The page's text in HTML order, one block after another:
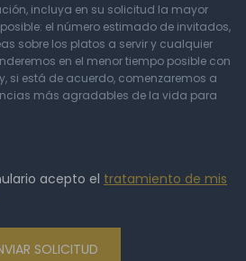
incluya en su solicitud la mayor
el número estimado de invitados,
sobre los platos a servir y cualquier
en el menor tiempo posible con
si está de acuerdo, comenzaremos a
más agradables de la vida para
acepto el tratamiento de mis
SOLICITUD